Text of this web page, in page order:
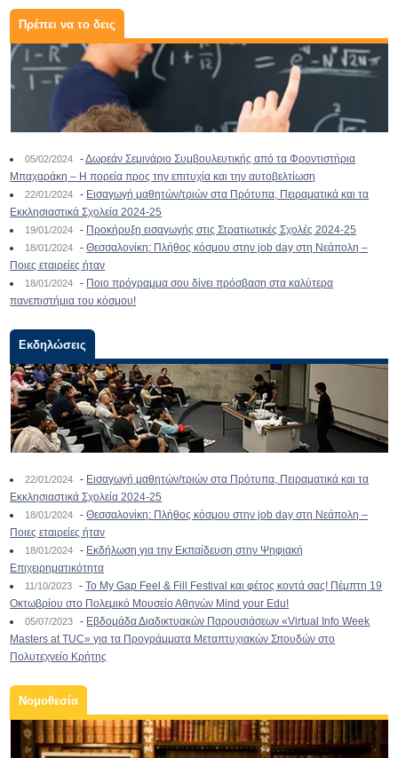
Πρέπει να το δεις
05/02/2024 -Δωρεάν Σεμινάριο Συμβουλευτικής από τα Φροντιστήρια
Μπαχαράκη – Η πορεία προς την επιτυχία και την αυτοβελτίωση
22/01/2024 - Εισαγωγή μαθητών/τριών στα Πρότυπα, Πειραματικά και τα
Εκκλησιαστικά Σχολεία 2024-25
19/01/2024 - Προκήρυξη εισαγωγής στις Στρατιωτικές Σχολές 2024-25
18/01/2024 -Θεσσαλονίκη: Πλήθος κόσμου στην job day στη Νεάπολη –
Ποιες εταιρείες ήταν
18/01/2024 - Ποιο πρόγραμμα σου δίνει πρόσβαση στα καλύτερα
πανεπιστήμια του κόσμου!
Εκδηλώσεις
22/01/2024 - Εισαγωγή μαθητών/τριών στα Πρότυπα, Πειραματικά και τα
Εκκλησιαστικά Σχολεία 2024-25
18/01/2024 -Θεσσαλονίκη: Πλήθος κόσμου στην job day στη Νεάπολη –
Ποιες εταιρείες ήταν
18/01/2024 - Εκδήλωση για την Εκπαίδευση στην Ψηφιακή
Επιχειρηματικότητα
11/10/2023 -To My Gap Feel & Fill Festival και φέτος κοντά σας! Πέμπτη 19
Οκτωβρίου στο Πολεμικό Μουσείο Αθηνών Mind your Edu!
05/07/2023 - Εβδομάδα Διαδικτυακών Παρουσιάσεων «Virtual Info Week
Masters at TUC» για τα Προγράμματα Μεταπτυχιακών Σπουδών στο
Πολυτεχνείο Κρήτης
Νομοθεσία